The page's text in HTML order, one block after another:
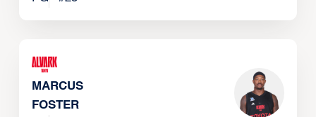
MARCUS
FOSTER